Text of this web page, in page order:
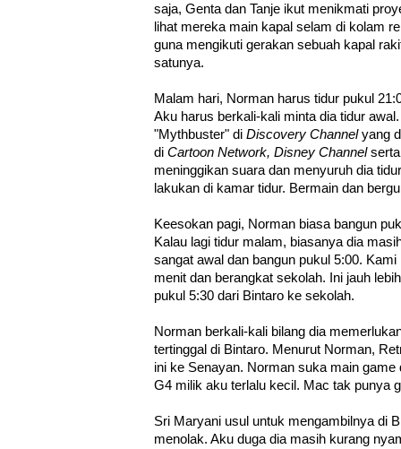
saja, Genta dan Tanje ikut menikmati
lihat mereka main kapal selam di kolam
guna mengikuti gerakan sebuah kapal
satunya.
Malam hari, Norman harus tidur pukul
Aku harus berkali-kali minta dia tidur
"Mythbuster" di Discovery Channelyang
di Cartoon Network, Disney Channel
meninggikan suara dan menyuruh dia
lakukan di kamar tidur. Bermain dan
Keesokan pagi, Norman biasa bangun
Kalau lagi tidur malam, biasanya dia
sangat awal dan bangun pukul 5:00.
menit dan berangkat sekolah. Ini jauh
pukul 5:30 dari Bintaro ke sekolah.
Norman berkali-kali bilang dia
tertinggal di Bintaro. Menurut Norman,
ini ke Senayan. Norman suka main
G4 milik aku terlalu kecil. Mac tak punya
Sri Maryani usul untuk mengambilnya di
menolak. Aku duga dia masih kurang